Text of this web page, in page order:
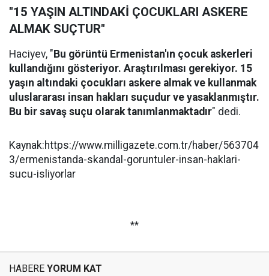
"15 YAŞIN ALTINDAKİ ÇOCUKLARI ASKERE
ALMAK SUÇTUR"
Haciyev, " Bu görüntü Ermenistan'ın çocuk askerleri
kullandığını gösteriyor. Araştırılması gerekiyor. 15
yaşın altındaki çocukları askere almak ve kullanmak
uluslararası insan hakları suçudur ve yasaklanmıştır.
Bu bir savaş suçu olarak tanımlanmaktadır" dedi.
Kaynak:https://www.milligazete.com.tr/haber/563704
3/ermenistanda-skandal-goruntuler-insan-haklari-
sucu-isliyorlar
**
HABERE YORUM KAT